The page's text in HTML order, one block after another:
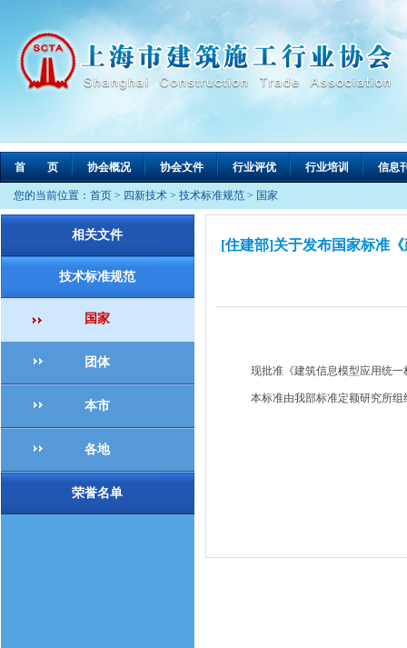
首 页 协会概况 协会文件 行业评优 行业培训 信息
您的当前位置： 首页 > 四新技术 > 技术标准规范 > 国家
相关文件
技术标准规范
国家
团体
本市
各地
荣誉名单
[住建部]关于发布国家标准
现批准《建筑信息模型应用统一标
本标准由我部标准定额研究所组